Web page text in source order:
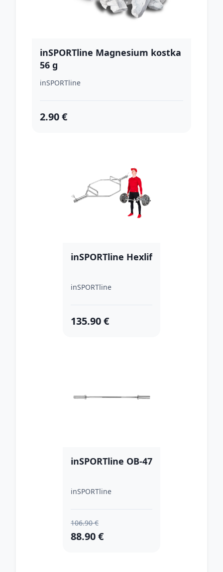
inSPORTline Magnesium kostka
56 g
inSPORTline
2.90 €
inSPORTline Hexlif
inSPORTline
135.90 €
inSPORTline OB-47
inSPORTline
106.90 €
88.90 €